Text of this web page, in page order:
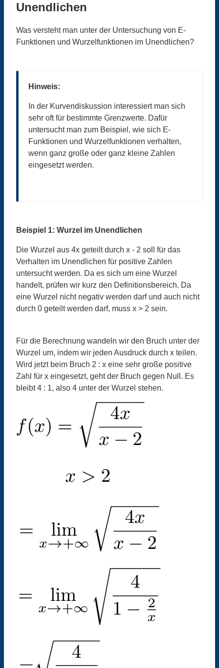
Unendlichen
Was versteht man unter der Untersuchung von E-
Funktionen und Wurzelfunktionen im Unendlichen?
Hinweis:
In der Kurvendiskussion interessiert man sich
sehr oft für bestimmte Grenzwerte. Dafür
untersucht man zum Beispiel, wie sich E-
Funktionen und Wurzelfunktionen verhalten,
wenn ganz große oder ganz kleine Zahlen
eingesetzt werden.
Beispiel 1: Wurzel im Unendlichen
Die Wurzel aus 4x geteilt durch x - 2 soll für das
Verhalten im Unendlichen für positive Zahlen
untersucht werden. Da es sich um eine Wurzel
handelt, prüfen wir kurz den Definitionsbereich. Da
eine Wurzel nicht negativ werden darf und auch nicht
durch 0 geteilt werden darf, muss x > 2 sein.
Für die Berechnung wandeln wir den Bruch unter der
Wurzel um, indem wir jeden Ausdruck durch x teilen.
Wird jetzt beim Bruch 2 : x eine sehr große positive
Zahl für x eingesetzt, geht der Bruch gegen Null. Es
bleibt 4 : 1, also 4 unter der Wurzel stehen.